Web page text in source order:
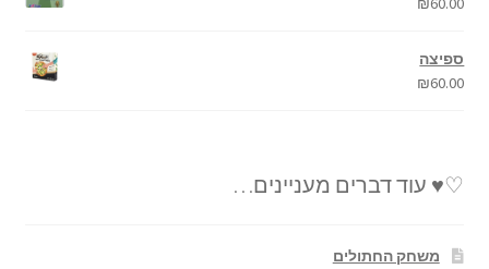
ספיצה
₪60.00
♡♥ עוד דברים מעניינים…
משחק החתולים